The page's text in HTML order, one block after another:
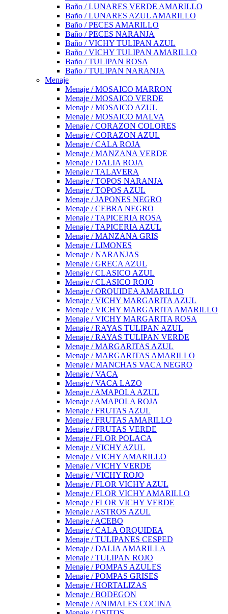
Baño / LUNARES VERDE AMARILLO
Baño / LUNARES AZUL AMARILLO
Baño / PECES AMARILLO
Baño / PECES NARANJA
Baño / VICHY TULIPAN AZUL
Baño / VICHY TULIPAN AMARILLO
Baño / TULIPAN ROSA
Baño / TULIPAN NARANJA
Menaje
Menaje / MOSAICO MARRON
Menaje / MOSAICO VERDE
Menaje / MOSAICO AZUL
Menaje / MOSAICO MALVA
Menaje / CORAZON COLORES
Menaje / CORAZON AZUL
Menaje / CALA ROJA
Menaje / MANZANA VERDE
Menaje / DALIA ROJA
Menaje / TALAVERA
Menaje / TOPOS NARANJA
Menaje / TOPOS AZUL
Menaje / JAPONES NEGRO
Menaje / CEBRA NEGRO
Menaje / TAPICERIA ROSA
Menaje / TAPICERIA AZUL
Menaje / MANZANA GRIS
Menaje / LIMONES
Menaje / NARANJAS
Menaje / GRECA AZUL
Menaje / CLASICO AZUL
Menaje / CLASICO ROJO
Menaje / ORQUIDEA AMARILLO
Menaje / VICHY MARGARITA AZUL
Menaje / VICHY MARGARITA AMARILLO
Menaje / VICHY MARGARITA ROSA
Menaje / RAYAS TULIPAN AZUL
Menaje / RAYAS TULIPAN VERDE
Menaje / MARGARITAS AZUL
Menaje / MARGARITAS AMARILLO
Menaje / MANCHAS VACA NEGRO
Menaje / VACA
Menaje / VACA LAZO
Menaje / AMAPOLA AZUL
Menaje / AMAPOLA ROJA
Menaje / FRUTAS AZUL
Menaje / FRUTAS AMARILLO
Menaje / FRUTAS VERDE
Menaje / FLOR POLACA
Menaje / VICHY AZUL
Menaje / VICHY AMARILLO
Menaje / VICHY VERDE
Menaje / VICHY ROJO
Menaje / FLOR VICHY AZUL
Menaje / FLOR VICHY AMARILLO
Menaje / FLOR VICHY VERDE
Menaje / ASTROS AZUL
Menaje / ACEBO
Menaje / CALA ORQUIDEA
Menaje / TULIPANES CESPED
Menaje / DALIA AMARILLA
Menaje / TULIPAN ROJO
Menaje / POMPAS AZULES
Menaje / POMPAS GRISES
Menaje / HORTALIZAS
Menaje / BODEGON
Menaje / ANIMALES COCINA